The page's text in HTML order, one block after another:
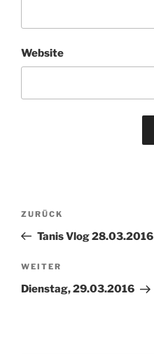
Website
Beitragsnavigation
Vorheriger
Beitrag
ZURÜCK
Tanis Vlog 28.03.2016
Nächster
Beitrag
WEITER
Dienstag, 29.03.2016